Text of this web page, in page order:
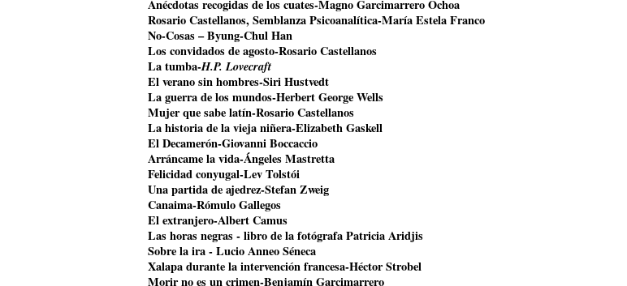
Anécdotas recogidas de los cuates-Magno Garcimarrero Ochoa
Rosario Castellanos, Semblanza Psicoanalítica-María Estela Franco
No-Cosas – Byung-Chul Han
Los convidados de agosto-Rosario Castellanos
La tumba-H.P. Lovecraft
El verano sin hombres-Siri Hustvedt
La guerra de los mundos-Herbert George Wells
Mujer que sabe latín-Rosario Castellanos
La historia de la vieja niñera-Elizabeth Gaskell
El Decamerón-Giovanni Boccaccio
Arráncame la vida-Ángeles Mastretta
Felicidad conyugal-Lev Tolstói
Una partida de ajedrez-Stefan Zweig
Canaima-Rómulo Gallegos
El extranjero-Albert Camus
Las horas negras - libro de la fotógrafa Patricia Aridjis
Sobre la ira - Lucio Anneo Séneca
Xalapa durante la intervención francesa-Héctor Strobel
Morir no es un crimen-Benjamín Garcimarrero